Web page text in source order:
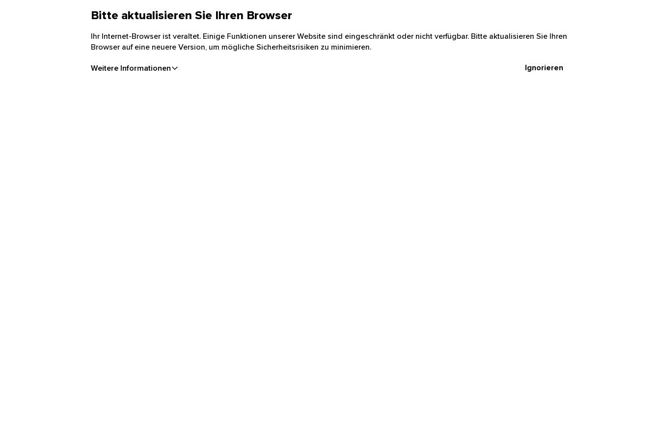
Bitte aktualisieren Sie Ihren Browser
Ihr Internet-Browser ist veraltet. Einige Funktionen unserer Website sind eingeschränkt oder nicht verfügbar. Bitte aktualisieren Sie Ihren
Browser auf eine neuere Version, um mögliche Sicherheitsrisiken zu minimieren.
Weitere Informationen Ignorieren